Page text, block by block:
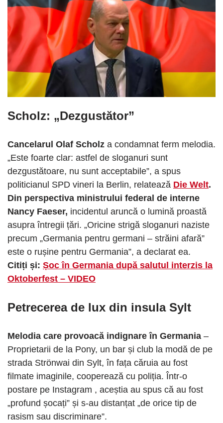
Scholz: „Dezgustător”
Cancelarul Olaf Scholz a condamnat ferm melodia.
„Este foarte clar: astfel de sloganuri sunt
dezgustătoare, nu sunt acceptabile”, a spus
politicianul SPD vineri la Berlin, relatează Die Welt.
Din perspectiva ministrului federal de interne
Nancy Faeser, incidentul aruncă o lumină proastă
asupra întregii țări. „Oricine strigă sloganuri naziste
precum „Germania pentru germani – străini afară”
este o rușine pentru Germania”, a declarat ea.
Citiți și: Șoc în Germania după salutul interzis la
Oktoberfest – VIDEO
Petrecerea de lux din insula Sylt
Melodia care provoacă indignare în Germania –
Proprietarii de la Pony, un bar și club la modă de pe
strada Strönwai din Sylt, în fața căruia au fost
filmate imaginile, cooperează cu poliția. Într-o
postare pe Instagram , aceștia au spus că au fost
„profund șocați” și s-au distanțat „de orice tip de
rasism sau discriminare”.